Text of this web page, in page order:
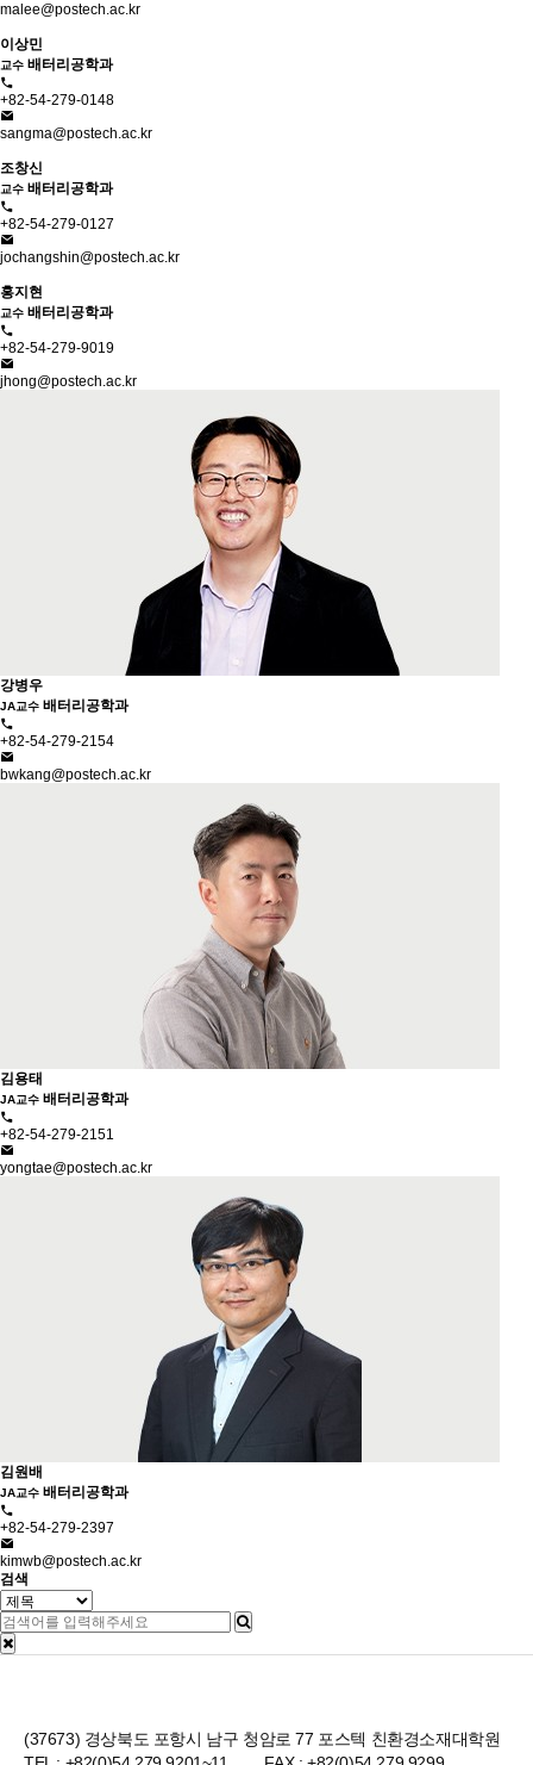
malee@postech.ac.kr
이상민
교수 배터리공학과
+82-54-279-0148
sangma@postech.ac.kr
조창신
교수 배터리공학과
+82-54-279-0127
jochangshin@postech.ac.kr
홍지현
교수 배터리공학과
+82-54-279-9019
jhong@postech.ac.kr
강병우
JA교수 배터리공학과
+82-54-279-2154
bwkang@postech.ac.kr
김용태
JA교수 배터리공학과
+82-54-279-2151
yongtae@postech.ac.kr
김원배
JA교수 배터리공학과
+82-54-279-2397
kimwb@postech.ac.kr
검색
(37673) 경상북도 포항시 남구 청암로 77 포스텍 친환경소재대학원